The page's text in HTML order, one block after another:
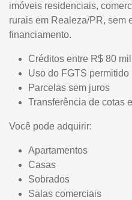
imóveis residenciais,
rurais em Realeza/PR, sem
financiamento.
Créditos entre R$ 80
Uso do FGTS permitido
Parcelas sem juros
Transferência de cotas
Você pode adquirir:
Apartamentos
Casas
Sobrados
Salas comerciais